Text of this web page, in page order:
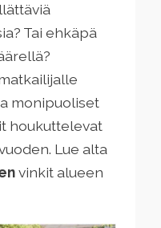
Tai ehkäpä
monipuoliset
houkuttelevat
Lue alta
vinkit alueen